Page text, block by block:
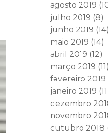
agosto 2019
julho 2019 (8)
junho 2019 (14)
maio 2019 (14)
abril 2019 (12)
março 2019 (11)
fevereiro 2019
janeiro 2019
dezembro
novembro
outubro 2018